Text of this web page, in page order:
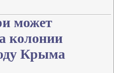
может
колонии
Крыма